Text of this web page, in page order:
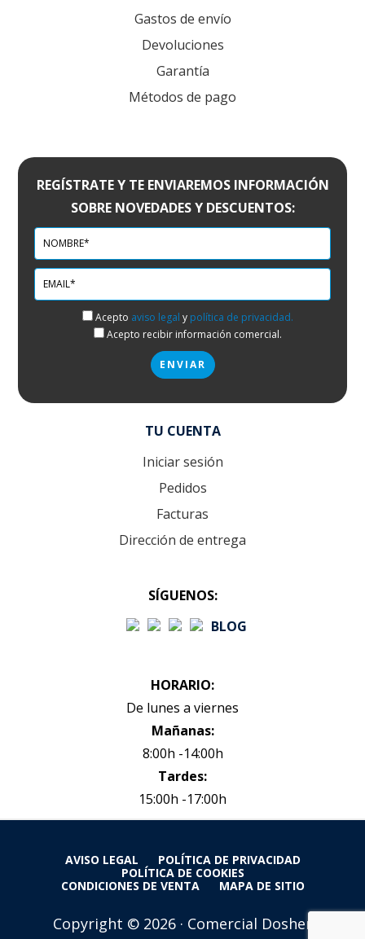
Gastos de envío
Devoluciones
Garantía
Métodos de pago
REGÍSTRATE Y TE ENVIAREMOS INFORMACIÓN
SOBRE NOVEDADES Y DESCUENTOS:
Acepto aviso legal y política de privacidad.
Acepto recibir información comercial.
TU CUENTA
Iniciar sesión
Pedidos
Facturas
Dirección de entrega
SÍGUENOS:
BLOG
HORARIO:
De lunes a viernes
Mañanas:
8:00h -14:00h
Tardes:
15:00h -17:00h
AVISO LEGAL
POLÍTICA DE PRIVACIDAD
POLÍTICA DE COOKIES
CONDICIONES DE VENTA
MAPA DE SITIO
Copyright © 2026 · Comercial Dosher